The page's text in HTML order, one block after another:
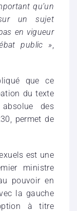
qu’un
un sujet
en vigueur
public »
que ce
du texte
des
permet de
est une
ministre
pouvoir en
la gauche
à titre